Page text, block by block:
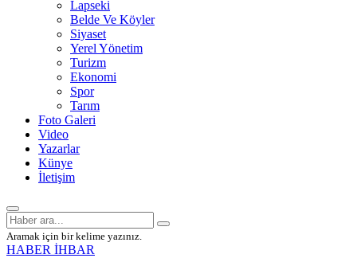
Lapseki
Belde Ve Köyler
Siyaset
Yerel Yönetim
Turizm
Ekonomi
Spor
Tarım
Foto Galeri
Video
Yazarlar
Künye
İletişim
Aramak için bir kelime yazınız.
HABER İHBAR